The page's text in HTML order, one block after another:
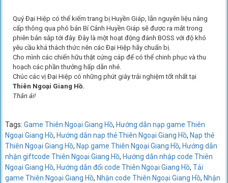
Quý Đại Hiệp có thể kiếm trang bị Huyền Giáp, lẫn nguyên liệu nâng
cấp thông qua phó bản Bí Cảnh Huyền Giáp sẽ được ra mắt trong
phiên bản sắp tới đây. Đây là một hoạt động đánh BOSS với độ khó
yêu cầu khá thách thức nên các Đại Hiệp hãy chuẩn bị.
Cho mình các chiến hữu thật cứng cáp để có thể chinh phục và thu
hoạch các phần thưởng hấp dẫn nhé.
Chúc các vị Đại Hiệp có những phút giây trải nghiệm tốt nhất tại
Thiên Ngoại Giang Hồ.
Thân ái!
Tags: Game Thiên Ngoại Giang Hồ, Hướng dẫn nạp game Thiên
Ngoại Giang Hồ, Hướng dẫn nạp thẻ Thiên Ngoại Giang Hồ, Nạp thẻ
Thiên Ngoại Giang Hồ, Nạp game Thiên Ngoại Giang Hồ, Hướng dẫn
nhận giftcode Thiên Ngoại Giang Hồ, Hướng dẫn nhập code Thiên
Ngoại Giang Hồ, Hướng dẫn đổi code Thiên Ngoại Giang Hồ, Tải
game Thiên Ngoại Giang Hồ, Nhận code Thiên Ngoại Giang Hồ, Nhận